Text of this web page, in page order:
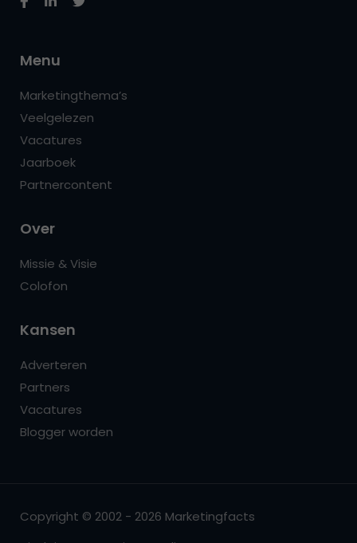
Menu
Marketingthema’s
Veelgelezen
Vacatures
Jaarboek
Partnercontent
Over
Missie & Visie
Colofon
Kansen
Adverteren
Partners
Vacatures
Blogger worden
Copyright © 2002 - 2026 Marketingfacts